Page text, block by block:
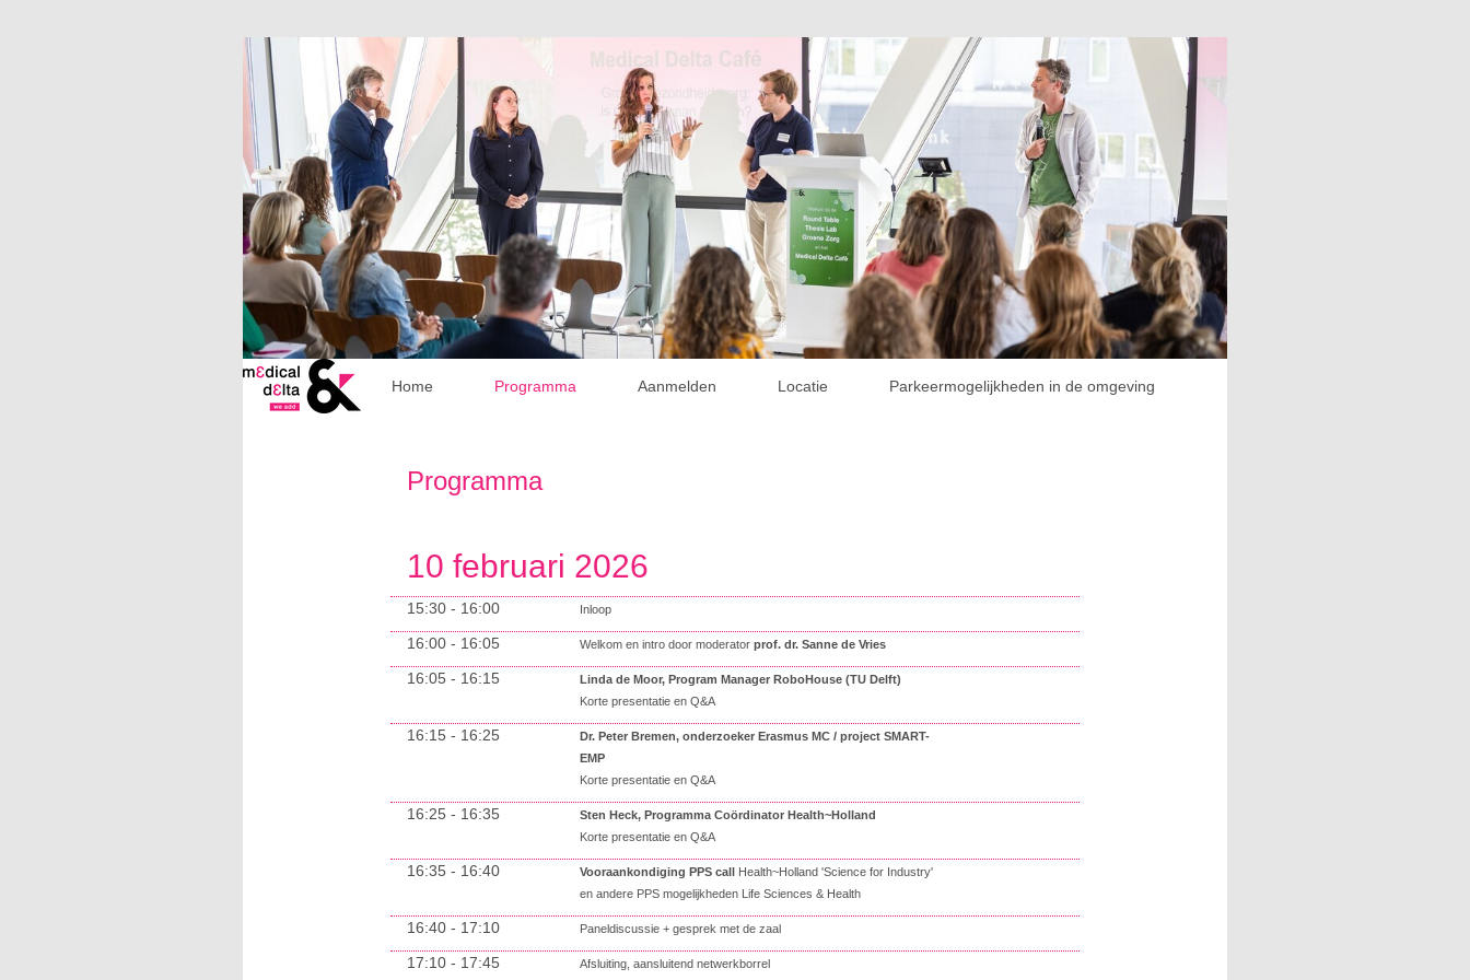
Home Programma Aanmelden Locatie Parkeermogelijkheden in de omgeving
Programma
10 februari 2026
15:30 - 16:00 Inloop
16:00 - 16:05 Welkom en intro door moderator prof. dr. Sanne de Vries
16:05 - 16:15
Linda de Moor, Program Manager RoboHouse (TU Delft)
Korte presentatie en Q&A
16:15 - 16:25 Dr. Peter Bremen, onderzoeker Erasmus MC / project SMART-
EMP
Korte presentatie en Q&A
16:25 - 16:35
Sten Heck, Programma Coördinator Health~Holland
Korte presentatie en Q&A
16:35 - 16:40 Vooraankondiging PPS callHealth~Holland 'Science for Industry'
en andere PPS mogelijkheden Life Sciences & Health
16:40 - 17:10 Paneldiscussie + gesprek met de zaal
17:10 - 17:45 Afsluiting, aansluitend netwerkborrel